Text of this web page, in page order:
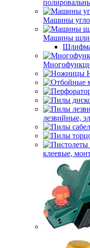
Машины
Машины
лезвийные,
клеевые,